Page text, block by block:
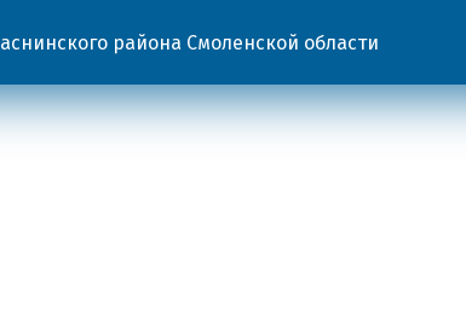
района Смоленской области